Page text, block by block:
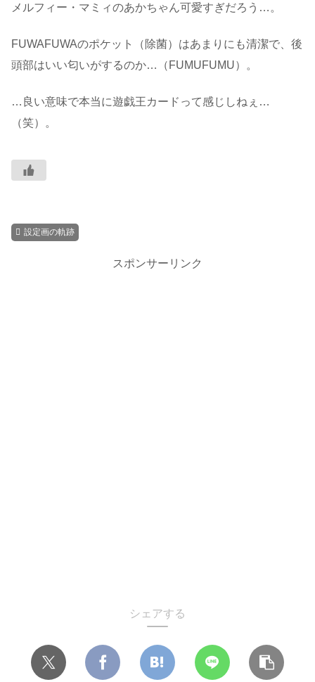
メルフィー・マミィのあかちゃん可愛すぎだろう…。
FUWAFUWAのポケット（除菌）はあまりにも清潔で、後
頭部はいい匂いがするのか…（FUMUFUMU）。
…良い意味で本当に遊戯王カードって感じしねぇ…
（笑）。
設定画の軌跡
スポンサーリンク
シェアする